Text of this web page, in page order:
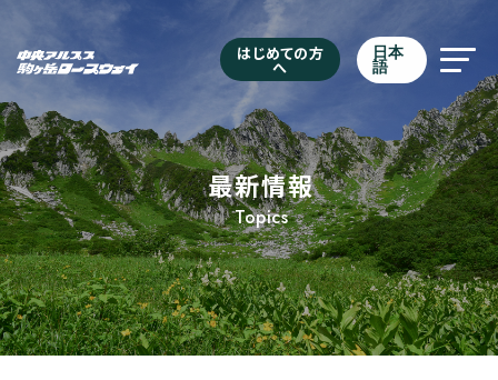
はじめての方
へ
日本
語
最新情報
Topics